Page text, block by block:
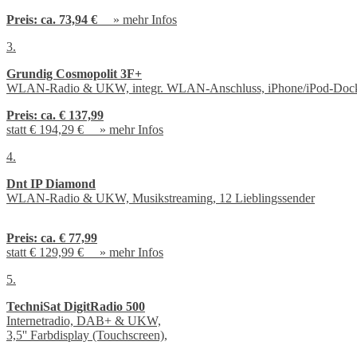
Preis: ca. 73,94 € » mehr Infos
3.
Grundig Cosmopolit 3F+
WLAN-Radio & UKW, integr. WLAN-Anschluss, iPhone/iPod-
Preis: ca. € 137,99
statt € 194,29 € » mehr Infos
4.
Dnt IP Diamond
WLAN-Radio & UKW, Musikstreaming, 12 Lieblingssender
Preis: ca. € 77,99
statt € 129,99 € » mehr Infos
5.
TechniSat DigitRadio 500
Internetradio, DAB+ & UKW,
3,5'' Farbdisplay (Touchscreen),